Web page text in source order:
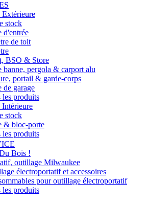
stock
d'entrée
de toit
BSO & Store
banne, pergola & carport alu
portail & garde-corps
de garage
les produits
stock
& bloc-porte
les produits
Bois !
outillage Milwaukee
électroportatif et accessoires
pour outillage électroportatif
les produits